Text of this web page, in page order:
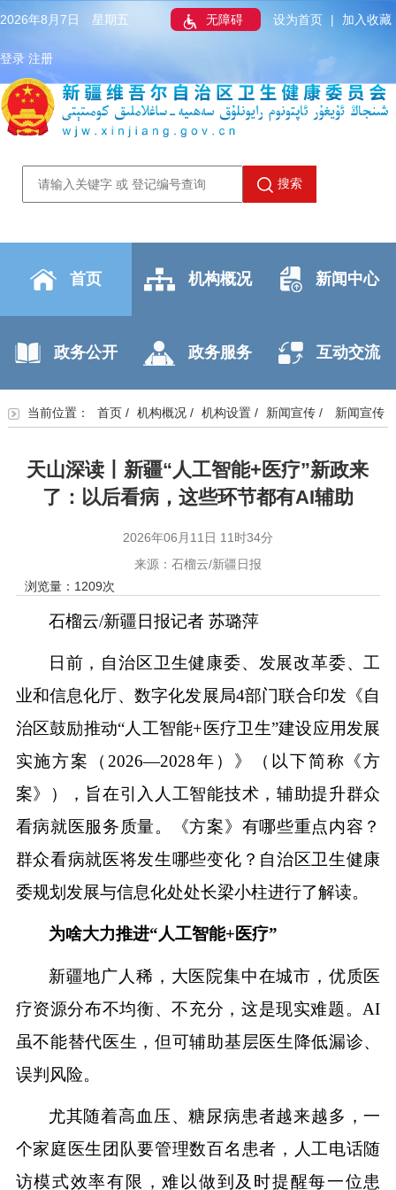
2026年8月7日 星期五 无障碍 设为首页 | 加入收藏
登录 注册
搜索
首页 机构概况 新闻中心
政务公开 政务服务 互动交流
当前位置： 首页/ 机构概况/ 机构设置/ 新闻宣传/ 新闻宣传
天山深读丨新疆“人工智能+医疗”新政来
了：以后看病，这些环节都有AI辅助
2026年06月11日 11时34分
来源：石榴云/新疆日报
浏览量： 1209次
石榴云/新疆日报记者 苏璐萍
日前，自治区卫生健康委、发展改革委、工
业和信息化厅、数字化发展局4部门联合印发《自
治区鼓励推动“人工智能+医疗卫生”建设应用发展
实施方案（2026—2028年）》（以下简称《方
案》），旨在引入人工智能技术，辅助提升群众
看病就医服务质量。《方案》有哪些重点内容？
群众看病就医将发生哪些变化？自治区卫生健康
委规划发展与信息化处处长梁小柱进行了解读。
为啥大力推进“人工智能+医疗”
新疆地广人稀，大医院集中在城市，优质医
疗资源分布不均衡、不充分，这是现实难题。AI
虽不能替代医生，但可辅助基层医生降低漏诊、
误判风险。
尤其随着高血压、糖尿病患者越来越多，一
个家庭医生团队要管理数百名患者，人工电话随
访模式效率有限，难以做到及时提醒每一位患